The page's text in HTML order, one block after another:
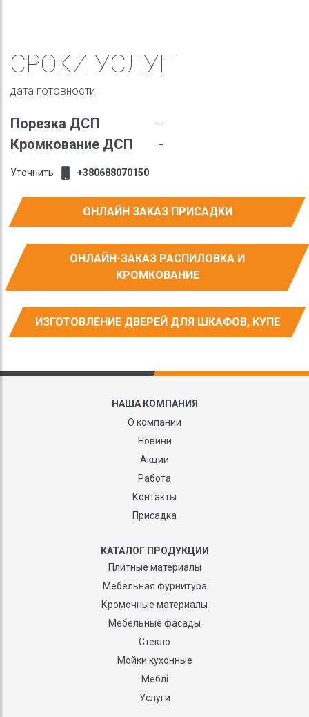
СРОКИ УСЛУГ
дата готовности
Порезка ДСП
-
Кромкование ДСП
-
Уточнить +380688070150
ОНЛАЙН ЗАКАЗ ПРИСАДКИ
ОНЛАЙН-ЗАКАЗ РАСПИЛОВКА И
КРОМКОВАНИЕ
ИЗГОТОВЛЕНИЕ ДВЕРЕЙ ДЛЯ ШКАФОВ, КУПЕ
НАША КОМПАНИЯ
О компании
Новини
Акции
Работа
Контакты
Присадка
КАТАЛОГ ПРОДУКЦИИ
Плитные материалы
Мебельная фурнитура
Кромочные материалы
Мебельные фасады
Стекло
Мойки кухонные
Меблі
Услуги